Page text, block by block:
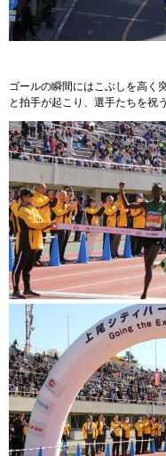
ゴールの瞬間にはこぶしを高く
と拍手が起こり、選手たちを祝